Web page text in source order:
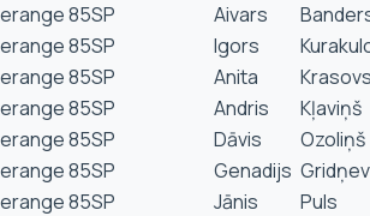
85SP
Aivars
85SP
Igors
85SP
Anita
85SP
Andris
Kļaviņš
85SP
Dāvis
Ozoliņš
85SP
Genadijs
85SP
Jānis
Puls